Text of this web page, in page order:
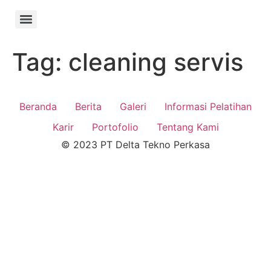
Tag: cleaning servis
Beranda Berita Galeri
Informasi Pelatihan
Karir
Portofolio
Tentang Kami
© 2023 PT Delta Tekno Perkasa